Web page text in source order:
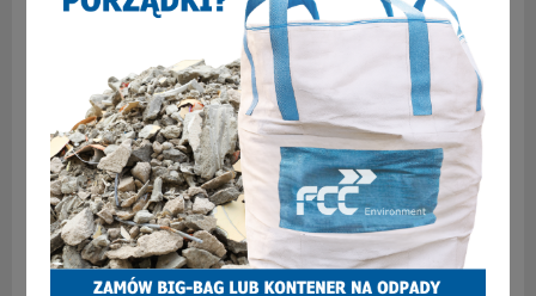
WCZEŚNIEJSZY ARTYKUŁ
Pilne: Dramatyczne zdarzenie w centrum
Zabrza. Gwałtowne hamowanie autobusu z 37
przedszkolakami, są poszkodowani
NASTĘPNY ARTYKUŁ
Kibice Radomiaka przejdą przez Zabrze. Policja
ostrzega przed dużymi utrudnieniami i
zablokowanymi ulicami